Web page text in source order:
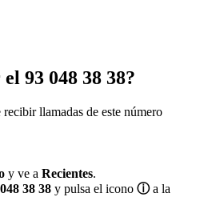
93 048 38 38?
llamadas de este número
y ve a Recientes.
38 38 y pulsa el icono ⓘa la